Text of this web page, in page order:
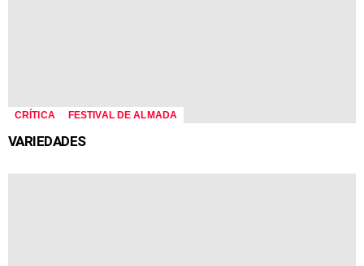
CRÍTICA FESTIVAL DE ALMADA
VARIEDADES